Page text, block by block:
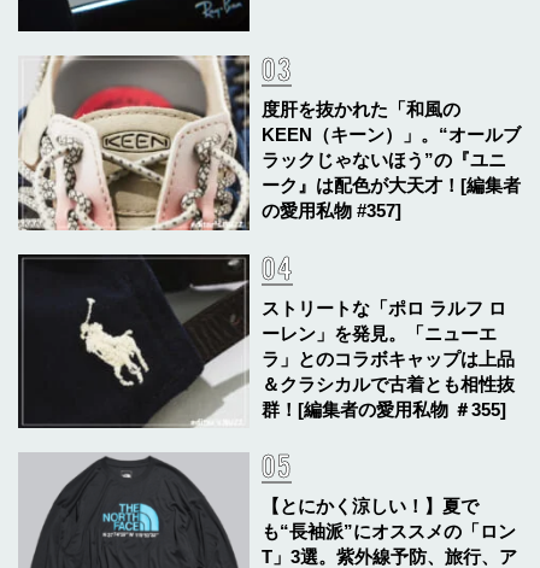
度肝を抜かれた「和風の
KEEN（キーン）」。“オールブ
ラックじゃないほう”の『ユニ
ーク』は配色が大天才！[編集者
の愛用私物 #357]
ストリートな「ポロ ラルフ ロ
ーレン」を発見。「ニューエ
ラ」とのコラボキャップは上品
＆クラシカルで古着とも相性抜
群！[編集者の愛用私物 ＃355]
【とにかく涼しい！】夏で
も“長袖派”にオススメの「ロン
T」3選。紫外線予防、旅行、ア